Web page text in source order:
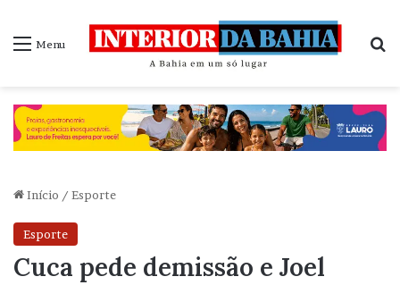
Menu
Início / Esporte
Esporte
Cuca pede demissão e Joel